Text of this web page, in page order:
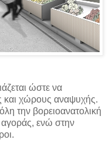
ώστε να
και χώρους αναψυχής.
την βορειοανατολική
αγοράς, ενώ στην